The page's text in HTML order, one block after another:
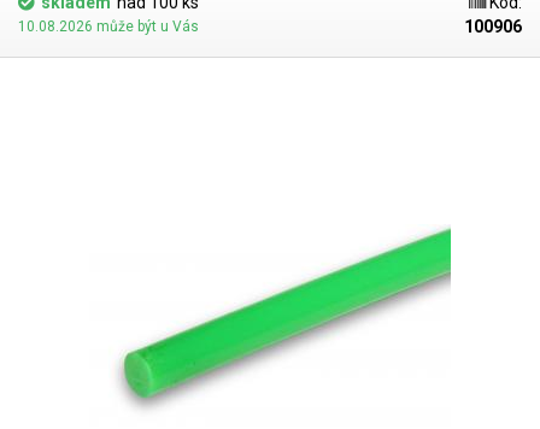
10.08.2026 může být u Vás
100906